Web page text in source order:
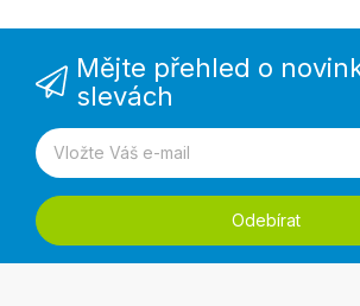
Mějte přehled o
slevách
Odebírat